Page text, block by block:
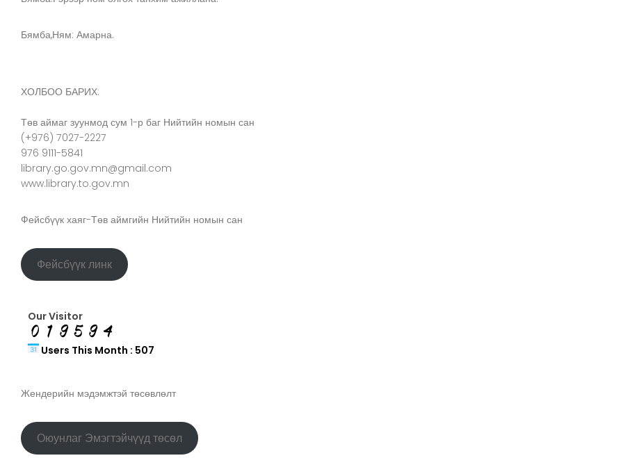
Бямба,Ням: Амарна.
ХОЛБОО БАРИХ:
Төв аймаг зуунмод сум 1-р баг Нийтийн номын сан
(+976) 7027-2227
976 9111-5841
library.go.gov.mn@gmail.com
www.library.to.gov.mn
Фейсбүүк хаяг-Төв аймгийн Нийтийн номын сан
Фейсбүүк линк
Our Visitor
Users This Month : 507
Жендерийн мэдэмжтэй төсөвлөлт
Оюунлаг Эмэгтэйчүүд төсөл